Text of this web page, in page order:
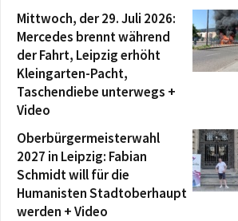
Mittwoch, der 29. Juli 2026:
Mercedes brennt während
der Fahrt, Leipzig erhöht
Kleingarten-Pacht,
Taschendiebe unterwegs +
Video
Oberbürgermeisterwahl
2027 in Leipzig: Fabian
Schmidt will für die
Humanisten Stadtoberhaupt
werden + Video